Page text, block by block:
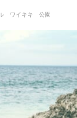
ワイキキ 公園